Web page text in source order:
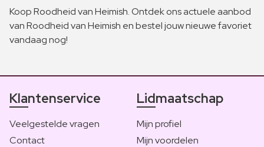
Koop Roodheid van Heimish. Ontdek ons actuele aanbod
van Roodheid van Heimish en bestel jouw nieuwe favoriet
vandaag nog!
Klantenservice
Veelgestelde vragen
Contact
Lidmaatschap
Mijn profiel
Mijn voordelen